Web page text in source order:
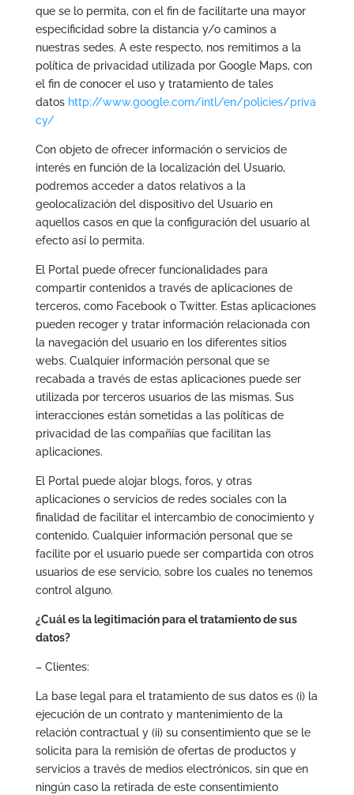
que se lo permita, con el fin de facilitarte una mayor
especificidad sobre la distancia y/o caminos a
nuestras sedes. A este respecto, nos remitimos a la
política de privacidad utilizada por Google Maps, con
el fin de conocer el uso y tratamiento de tales
datos http://www.google.com/intl/en/policies/priva
cy/
Con objeto de ofrecer información o servicios de
interés en función de la localización del Usuario,
podremos acceder a datos relativos a la
geolocalización del dispositivo del Usuario en
aquellos casos en que la configuración del usuario al
efecto así lo permita.
El Portal puede ofrecer funcionalidades para
compartir contenidos a través de aplicaciones de
terceros, como Facebook o Twitter. Estas aplicaciones
pueden recoger y tratar información relacionada con
la navegación del usuario en los diferentes sitios
webs. Cualquier información personal que se
recabada a través de estas aplicaciones puede ser
utilizada por terceros usuarios de las mismas. Sus
interacciones están sometidas a las políticas de
privacidad de las compañías que facilitan las
aplicaciones.
El Portal puede alojar blogs, foros, y otras
aplicaciones o servicios de redes sociales con la
finalidad de facilitar el intercambio de conocimiento y
contenido. Cualquier información personal que se
facilite por el usuario puede ser compartida con otros
usuarios de ese servicio, sobre los cuales no tenemos
control alguno.
¿Cuál es la legitimación para el tratamiento de sus
datos?
– Clientes:
La base legal para el tratamiento de sus datos es (i) la
ejecución de un contrato y mantenimiento de la
relación contractual y (ii) su consentimiento que se le
solicita para la remisión de ofertas de productos y
servicios a través de medios electrónicos, sin que en
ningún caso la retirada de este consentimiento